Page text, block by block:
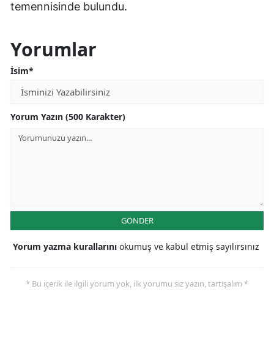
temennisinde bulundu.
Yorumlar
İsim*
Yorum Yazın (500 Karakter)
GÖNDER
Yorum yazma kurallarını okumuş ve kabul etmiş sayılırsınız
* Bu içerik ile ilgili yorum yok, ilk yorumu siz yazın, tartışalım *